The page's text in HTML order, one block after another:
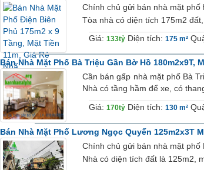
Chính chủ gửi bán nhà mặt phố
Tòa nhà có diện tích 175m2
Giá: 133tỷ Diện tích: 175 m²
Bán Nhà Mặt Phố Bà Triệu Gần Bờ Hồ 180m2x9T,
Cần bán gấp nhà mặt phố Bà
Nhà có tầng hầm để xe, có
Giá: 170tỷ Diện tích: 130 m²
Bán Nhà Mặt Phố Lương Ngọc Quyến 125m2x3T
Chính chủ gửi bán nhà mặt phố
Nhà có diện tích đất là 125m2,